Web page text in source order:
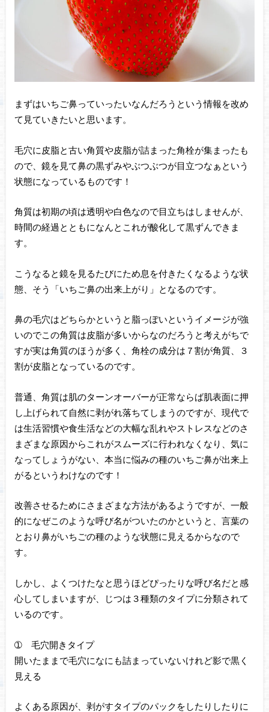
まずはいちご鼻っていったいなんだろうという情報を改め
て見ていきたいと思います。
毛穴に皮脂と古い角質や皮脂が詰まった角栓が集まったも
ので、鏡を見て鼻の黒ずみやぶつぶつが目立つなぁという
状態になっているものです！
角質は初期の頃は透明や白色なので目立ちはしませんが、
時間の経過とともになんとこれが酸化して黒ずんできま
す。
こうなると鏡を見るたびにため息を付きたくなるような状
態、そう「いちご鼻の出来上がり」となるのです。
鼻の毛穴はどちらかというと脂っぽいというイメージが強
いのでこの角質は皮脂が多いからなのだろうと考えがちで
すが実は角質のほうが多く、角栓の成分は７割が角質、３
割が皮脂となっているのです。
普通、角質は肌のターンオーバーが正常ならば肌表面に押
し上げられて自然に剥がれ落ちてしまうのですが、現代で
は生活習慣や食生活などの大幅な乱れやストレスなどのさ
まざまな原因からこれがスムーズに行われなくなり、気に
なってしょうがない、本当に悩みの種のいちご鼻が出来上
がるというわけなのです！
改善させるためにさまざまな方法があるようですが、一般
的になぜこのような呼び名がついたのかというと、言葉の
とおり鼻がいちごの種のような状態に見えるからなので
す。
しかし、よくつけたなと思うほどぴったりな呼び名だと感
心してしまいますが、じつは３種類のタイプに分類されて
いるのです。
➀ 毛穴開きタイプ
開いたままで毛穴になにも詰まっていないけれど影で黒く
見える
よくある原因が、剥がすタイプのパックをしたりしたりに